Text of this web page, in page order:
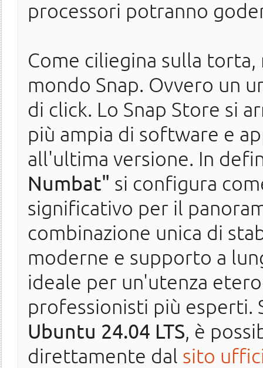
processori potranno
Come ciliegina sulla
mondo Snap. Ovvero un
di click. Lo Snap Store si
più ampia di software e
all'ultima versione. In
Numbat" si configura
significativo per il
combinazione unica di
moderne e supporto a
ideale per un'utenza
professionisti più esperti.
Ubuntu 24.04 LTS, è
direttamente dal sito